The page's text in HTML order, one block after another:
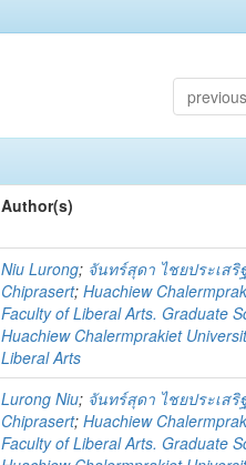
previous
Author(s)
Niu Lurong; จันทร์สุดา ไชยประเสริ
Chiprasert;Huachiew
Faculty of Liberal Arts. Graduate
Huachiew Chalermprakiet
Liberal Arts
Lurong Niu; จันทร์สุดา ไชยประเสริ
Chiprasert;Huachiew
Faculty of Liberal Arts. Graduate